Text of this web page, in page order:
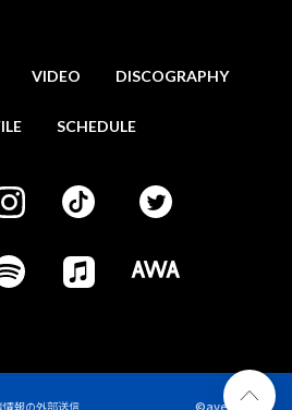
VIDEO DISCOGRAPHY
SCHEDULE
情報の外部送信 ©avex